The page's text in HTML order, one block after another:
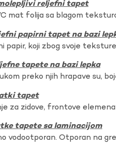
reljefni tapet
mat folija sa blagom
papirni tapet na bazi
papir, koji zbog svoje
tapete na bazi lepka
preko njih hrapave su,
tapet
za zidove, frontove
tapete sa laminacijom
vodootporan. Otporan na